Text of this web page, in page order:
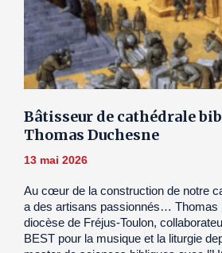
Bâtisseur de cathédrale
Thomas Duchesne
13 mai 2026
Au cœur de la construction de notre
a des artisans passionnés… Thomas
diocèse de Fréjus-Toulon,
BEST pour la musique et la liturgie